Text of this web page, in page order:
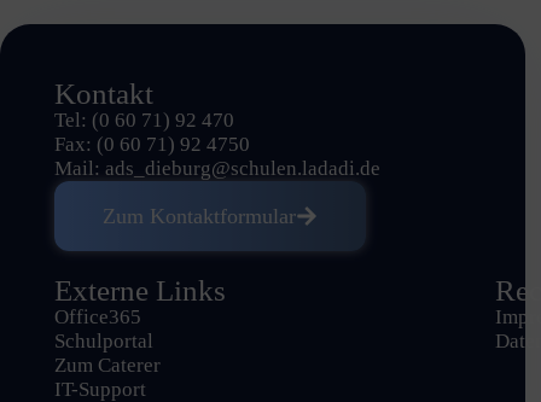
Kontakt
Tel: (0 60 71) 92 470
Fax: (0 60 71) 92 4750
Mail: ads_dieburg@schulen.ladadi.de
Zum Kontaktformular
Externe Links
Office365
Schulportal
Zum Caterer
IT-Support